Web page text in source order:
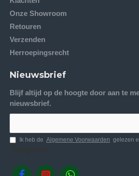
Onze Showroom
Retouren
Verzenden
Herroepingsrecht
Nieuwsbrief
Blijf altijd op de hoogte door aan te
nieuwsbrief.
Ik heb de Algemene Voorwaarden gelezen